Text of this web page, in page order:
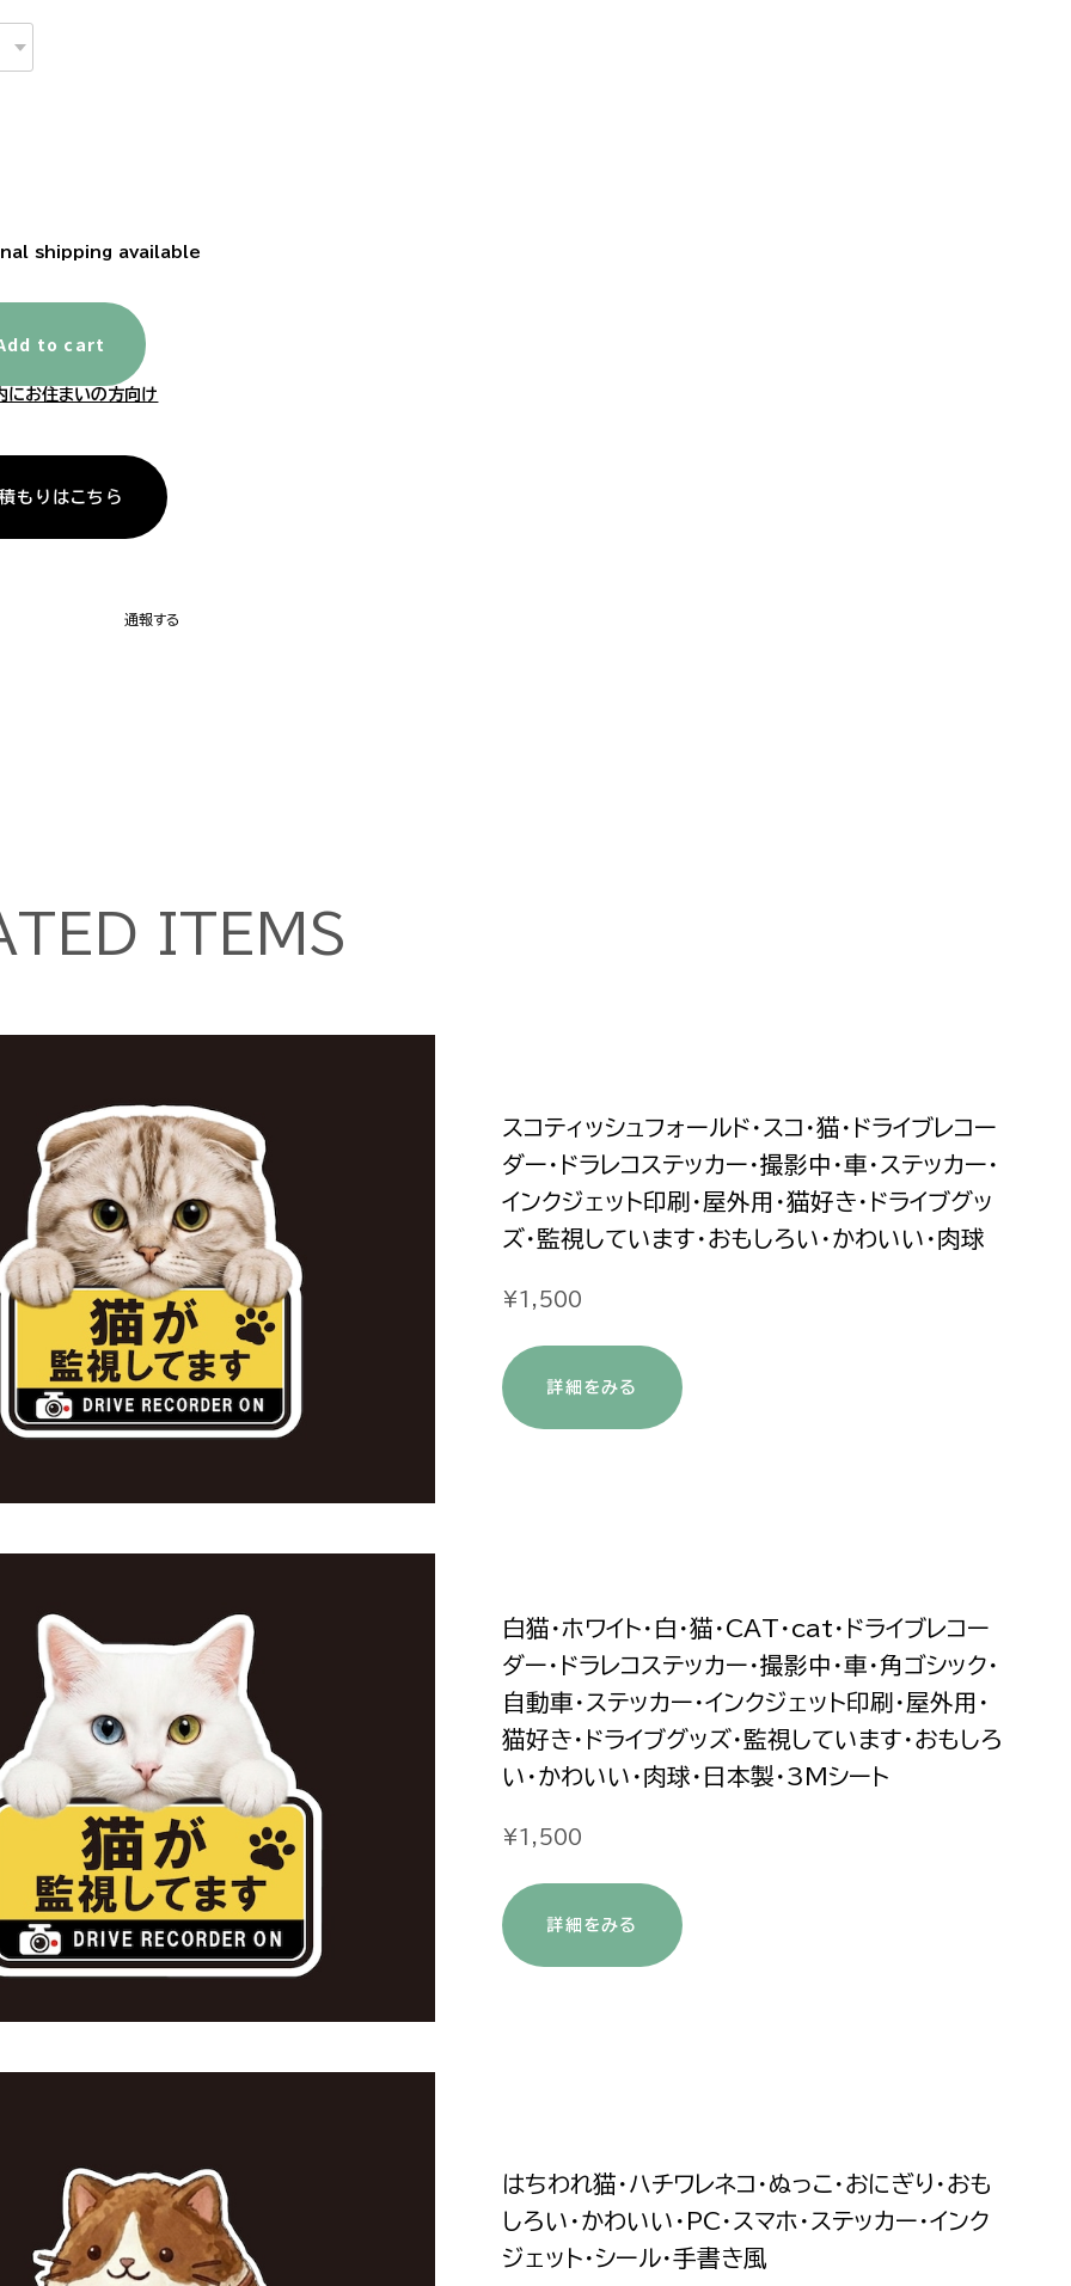
shipping available
to cart
にお住まいの方向け
もりはこちら
通報する
ITEMS
スコティッシュフォールド・スコ・猫・ドライブレコー
ダー・ドラレコステッカー・撮影中・車・ステッカー・
インクジェット印刷・屋外用・猫好き・ドライブグッ
ズ・監視しています・おもしろい・かわいい・肉球
¥1,500
詳細をみる
白猫・ホワイト・白・猫・CAT・cat・ドライブレコー
ダー・ドラレコステッカー・撮影中・車・角ゴシック・
自動車・ステッカー・インクジェット印刷・屋外用・
猫好き・ドライブグッズ・監視しています・おもしろ
い・かわいい・肉球・日本製・3Mシート
¥1,500
詳細をみる
はちわれ猫・ハチワレネコ・ぬっこ・おにぎり・おも
しろい・かわいい・PC・スマホ・ステッカー・インク
ジェット・シール・手書き風